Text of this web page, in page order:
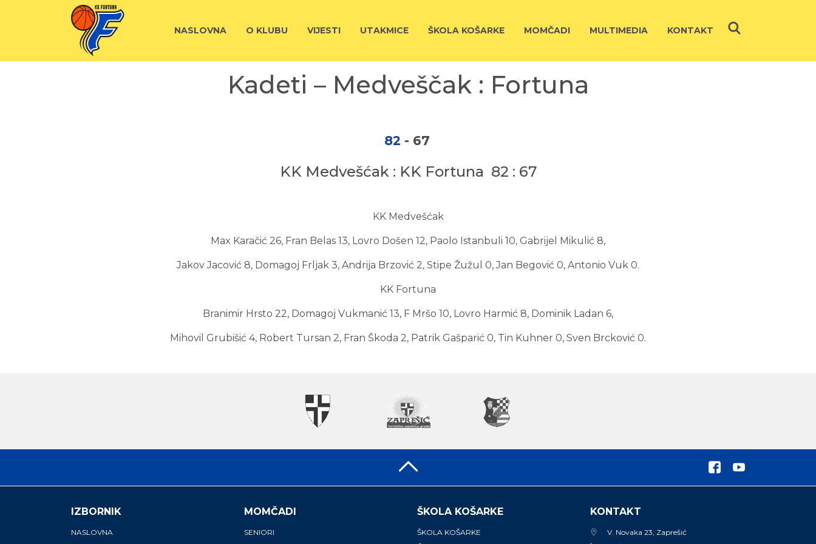
NASLOVNA O KLUBU VIJESTI UTAKMICE ŠKOLA KOŠARKE MOMČADI MULTIMEDIA KONTAKT
Kadeti – Medveščak : Fortuna
82 - 67
KK Medvešćak : KK Fortuna 82 : 67
KK Medvešćak
Max Karačić 26, Fran Belas 13, Lovro Došen 12, Paolo Istanbuli 10, Gabrijel Mikulić 8,
Jakov Jacović 8, Domagoj Frljak 3, Andrija Brzović 2, Stipe Žužul 0, Jan Begović 0, Antonio Vuk 0.
KK Fortuna
Branimir Hrsto 22, Domagoj Vukmanić 13, F Mršo 10, Lovro Harmić 8, Dominik Ladan 6,
Mihovil Grubišić 4, Robert Tursan 2, Fran Škoda 2, Patrik Gašparić 0, Tin Kuhner 0, Sven Brcković 0.
IZBORNIK
NASLOVNA
MOMČADI
SENIORI
ŠKOLA KOŠARKE
ŠKOLA KOŠARKE
KONTAKT
V. Novaka 23, Zaprešić